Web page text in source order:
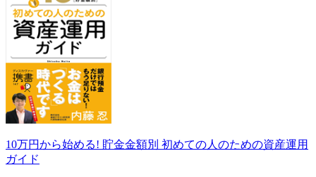
10万円から始める! 貯金金額別 初めての人のための資産運用
ガイド